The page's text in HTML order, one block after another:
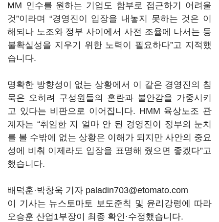
MM 인수를 원하는 기업도 함부로 접근하기 어려울
것”이라며 “경영진이 입장을 내놓지 못하는 것은 이
해되나 노조와 정부 사이에서 사전 조율에 나서는 등
불확실성을 지우기 위한 노력이 필요하다”고 지적했
습니다.
명확한 방향성이 없는 상황에서 이 같은 경영진의 침
묵은 오히려 구성원들의 혼란과 불안감을 가중시키
고 있다는 비판으로 이어집니다. HMM 육상노조 관
계자는 “취임한 지 얼마 안 된 경영진이 정부의 눈치
를 볼 수밖에 없는 상황은 이해가 되지만 사안의 중요
성에 비춰 이제라도 입장을 표명해 줬으면 좋겠다”고
했습니다.
배덕훈·박창욱 기자 paladin703@etomato.com
이 기사는 뉴스토마토 보도준칙 및 윤리강령에 따라
오승훈 산업1부장이 최종 확인·수정했습니다.